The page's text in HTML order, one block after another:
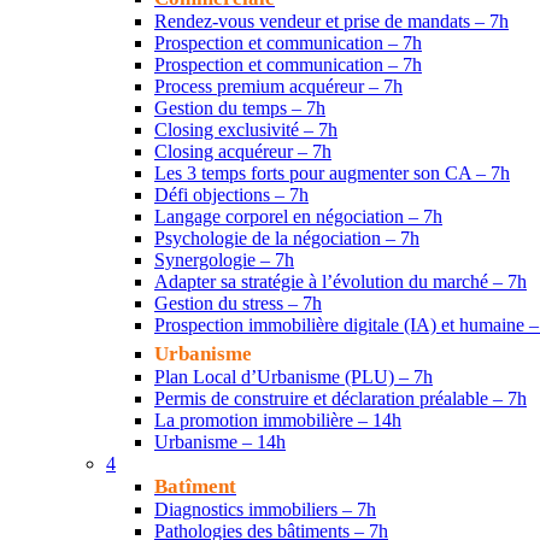
Rendez-vous vendeur et prise de mandats – 7h
Prospection et communication – 7h
Prospection et communication – 7h
Process premium acquéreur – 7h
Gestion du temps – 7h
Closing exclusivité – 7h
Closing acquéreur – 7h
Les 3 temps forts pour augmenter son CA – 7h
Défi objections – 7h
Langage corporel en négociation – 7h
Psychologie de la négociation – 7h
Synergologie – 7h
Adapter sa stratégie à l’évolution du marché – 7h
Gestion du stress – 7h
Prospection immobilière digitale (IA) et humaine
Urbanisme
Plan Local d’Urbanisme (PLU) – 7h
Permis de construire et déclaration préalable – 7h
La promotion immobilière – 14h
Urbanisme – 14h
4
Batîment
Diagnostics immobiliers – 7h
Pathologies des bâtiments – 7h